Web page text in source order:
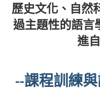
歷史文化、自然
過主題性的語言
進自
--課程訓練